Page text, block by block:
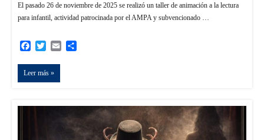
El pasado 26 de noviembre de 2025 se realizó un taller de animación a la lectura
para infantil, actividad patrocinada por el AMPA y subvencionado …
FacebookTwitterEmail
Leer más